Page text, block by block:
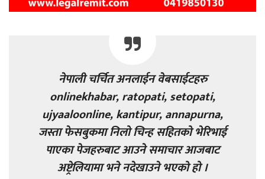
नेपाली चर्चित अनलाईन वेबसाईटहरु
onlinekhabar, ratopati, setopati,
ujyaaloonline, kantipur, annapurna,
जस्ता फेसबुकमा निलो चिन्ह सहितको भेरिभाई
पाएका पेजहरुबाट आउने समाचार आजबाट
अष्ट्रेलियामा भने नदेखाउने भएको हो ।